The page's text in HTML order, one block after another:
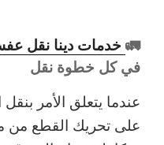
🚛خدمات دينا نقل
في كل خطوة نقل
عندما يتعلق الأمر
على تحريك القطع من